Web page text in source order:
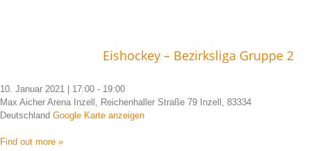
Eishockey – Bezirksliga Gruppe 2
10. Januar 2021 | 17:00 - 19:00
Max Aicher Arena Inzell, Reichenhaller Straße 79 Inzell, 83334
Deutschland Google Karte anzeigen
Find out more »